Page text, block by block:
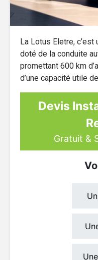
La Lotus Eletre, c’est
doté de la conduite
promettant 600 km
d’une capacité utile